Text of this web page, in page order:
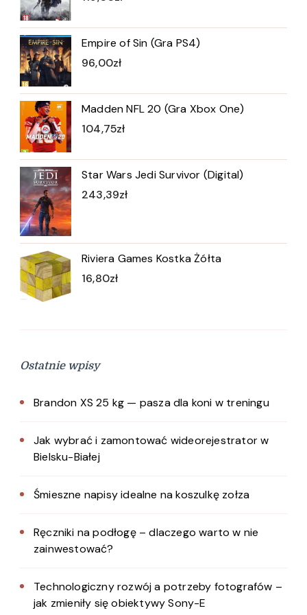
Empire of Sin (Gra PS4)
96,00zł
Madden NFL 20 (Gra Xbox One)
104,75zł
Star Wars Jedi Survivor (Digital)
243,39zł
Riviera Games Kostka Żółta
16,80zł
Ostatnie wpisy
Brandon XS 25 kg — pasza dla koni w treningu
Jak wybrać i zamontować wideorejestrator w
Bielsku-Białej
Śmieszne napisy idealne na koszulkę zołza
Ręczniki na podłogę – dlaczego warto w nie
zainwestować?
Technologiczny rozwój a potrzeby fotografów –
jak zmieniły się obiektywy Sony-E